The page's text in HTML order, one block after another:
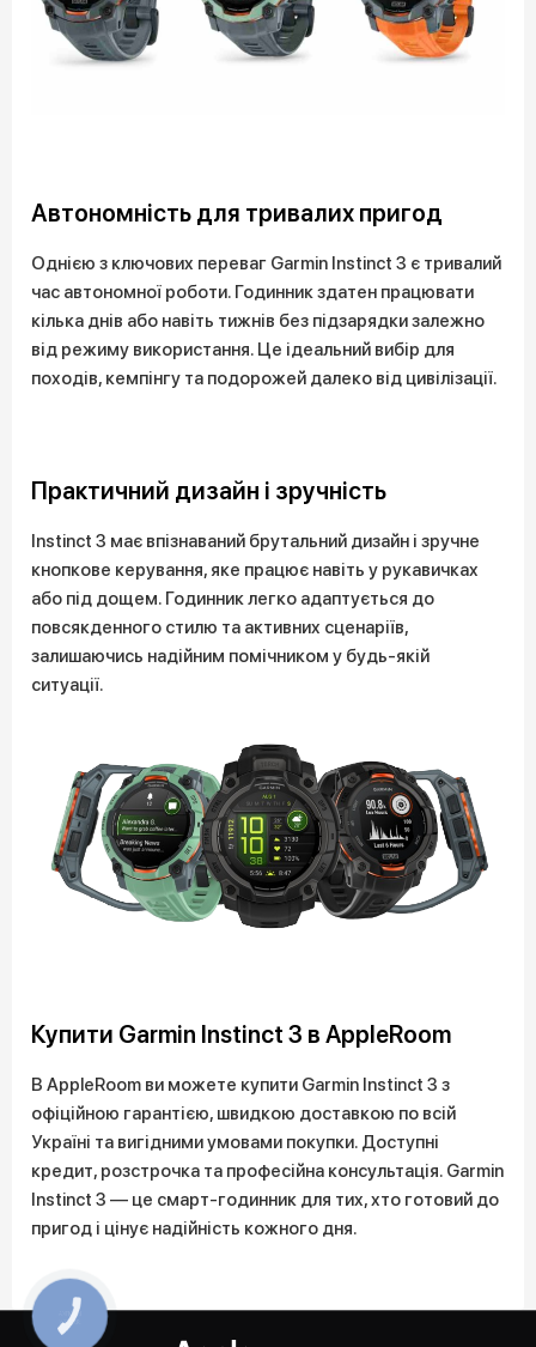
Автономність для тривалих пригод
Однією з ключових переваг Garmin Instinct 3 є тривалий
час автономної роботи. Годинник здатен працювати
кілька днів або навіть тижнів без підзарядки залежно
від режиму використання. Це ідеальний вибір для
походів, кемпінгу та подорожей далеко від цивілізації.
Практичний дизайн і зручність
Instinct 3 має впізнаваний брутальний дизайн і зручне
кнопкове керування, яке працює навіть у рукавичках
або під дощем. Годинник легко адаптується до
повсякденного стилю та активних сценаріїв,
залишаючись надійним помічником у будь-якій
ситуації.
Купити Garmin Instinct 3 в AppleRoom
В AppleRoom ви можете купити Garmin Instinct 3 з
офіційною гарантією, швидкою доставкою по всій
Україні та вигідними умовами покупки. Доступні
кредит, розстрочка та професійна консультація. Garmin
Instinct 3 — це смарт-годинник для тих, хто готовий до
пригод і цінує надійність кожного дня.